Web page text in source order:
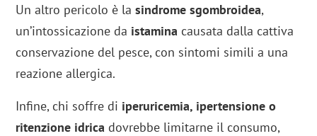
Un altro pericolo è lasindrome sgombroidea,
un’intossicazione da istamina causata dalla cattiva
conservazione del pesce, con sintomi simili a una
reazione allergica.
Infine, chi soffre di iperuricemia, ipertensione o
ritenzione idrica dovrebbe limitarne il consumo,